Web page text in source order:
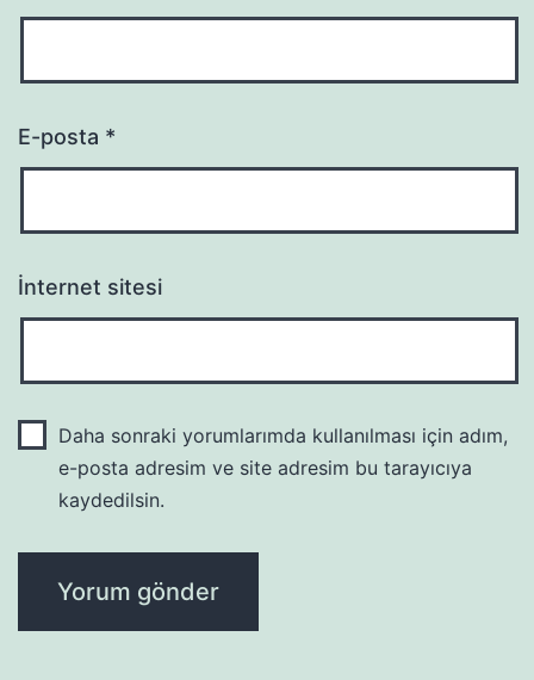
E-posta *
İnternet sitesi
Daha sonraki yorumlarımda kullanılması için adım,
e-posta adresim ve site adresim bu tarayıcıya
kaydedilsin.